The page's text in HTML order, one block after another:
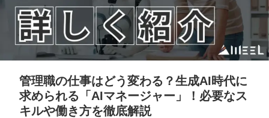
管理職の仕事はどう変わる？生成AI時代に
求められる「AIマネージャー」！必要なス
キルや働き方を徹底解説